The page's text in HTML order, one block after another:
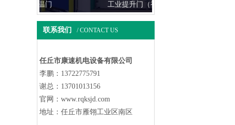
工业提升门（视频展示）
联系我们 / CONTACT US
任丘市康速机电设备有限公司
李鹏：13722775791
谢总： 13701013156
官网：www.rqksjd.com
地址： 任丘市雁翎工业区南区